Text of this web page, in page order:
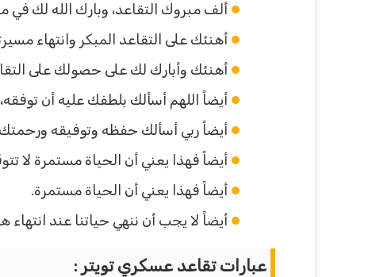
ألف مبروك التقاعد، وبارك الله لك في
أهنئك على التقاعد المبكر وانتهاء
أهنئك وأبارك لك على حصولك على
أيضاً اللهم أسألك بلطفك عليه أن
أيضاً ربي أسألك حفظه وتوفيقه ورحمتك
أيضاً فهذا يعني أن الحياة مستمرة
أيضاً فهذا يعني أن الحياة مستمرة.
أيضاً لا يجب أن ننهي حياتنا عند انتهاء
عبارات تقاعد عسكري تويتر :